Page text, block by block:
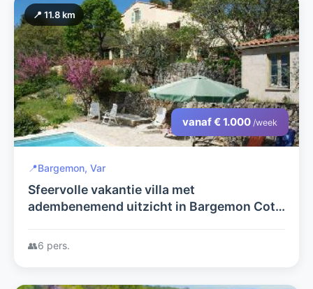
📍 11.8 km
vanaf € 1.000 /week
📍Bargemon, Var
Sfeervolle vakantie villa met
adembenemend uitzicht in Bargemon Cote
👥6 pers.